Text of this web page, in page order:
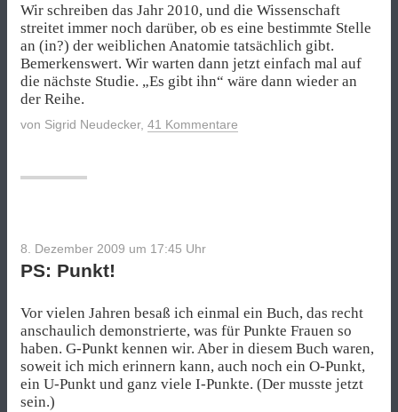
Wir schreiben das Jahr 2010, und die Wissenschaft
streitet immer noch darüber, ob es eine bestimmte Stelle
an (in?) der weiblichen Anatomie tatsächlich gibt.
Bemerkenswert. Wir warten dann jetzt einfach mal auf
die nächste Studie. „Es gibt ihn“ wäre dann wieder an
der Reihe.
von Sigrid Neudecker, 41 Kommentare
8. Dezember 2009 um 17:45 Uhr
PS: Punkt!
Vor vielen Jahren besaß ich einmal ein Buch, das recht
anschaulich demonstrierte, was für Punkte Frauen so
haben. G-Punkt kennen wir. Aber in diesem Buch waren,
soweit ich mich erinnern kann, auch noch ein O-Punkt,
ein U-Punkt und ganz viele I-Punkte. (Der musste jetzt
sein.)